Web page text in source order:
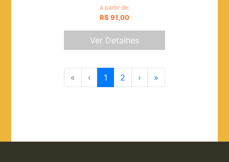
a partir de:
R$ 91,00
Ver Detalhes
« ‹ 1 2 › »